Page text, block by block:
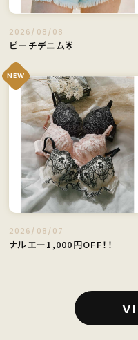
2026/08/08
ビーチデニム🌟
NEW
2026/08/07
ナルエー1,000円OFF！！